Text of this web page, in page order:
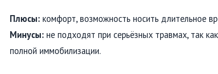
Плюсы: комфорт, возможность носить длительное
Минусы: не подходят при серьёзных травмах, так
полной иммобилизации.